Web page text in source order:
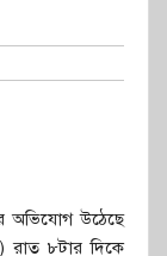
অভিযোগ উঠেছে
রাত ৮টার দিকে